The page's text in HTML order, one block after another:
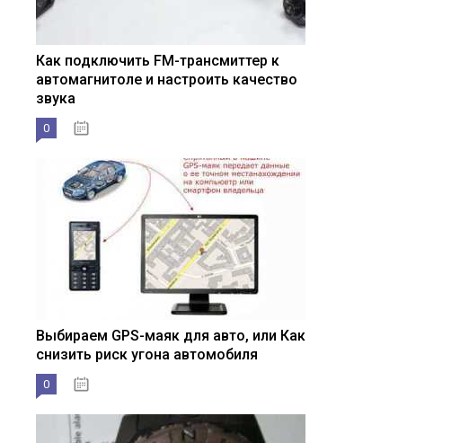
Как подключить FM-трансмиттер к
автомагнитоле и настроить качество
звука
0
Выбираем GPS-маяк для авто, или Как
снизить риск угона автомобиля
0